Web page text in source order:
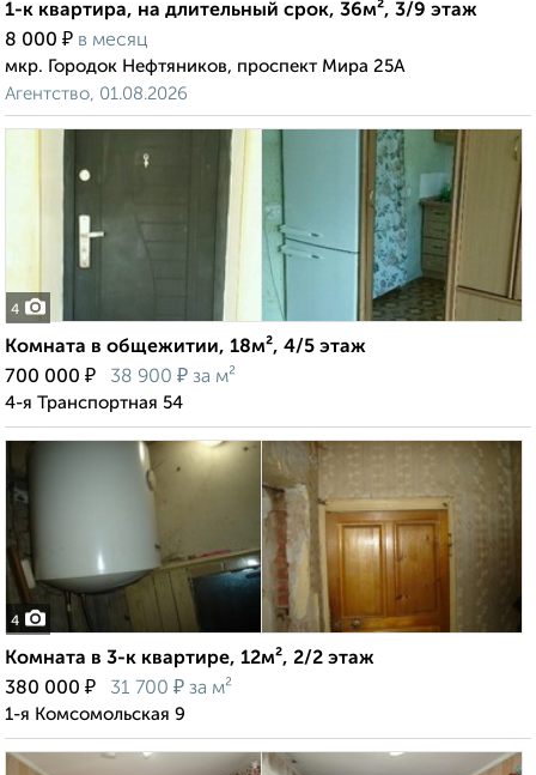
1-к квартира, на длительный срок, 36м², 3/9 этаж
8 000 ₽ в месяц
мкр. Городок Нефтяников, проспект Мира 25А
Агентство, 01.08.2026
4
Комната в общежитии, 18м², 4/5 этаж
700 000 ₽ 38 900 ₽ за м²
4-я Транспортная 54
4
Комната в 3-к квартире, 12м², 2/2 этаж
380 000 ₽ 31 700 ₽ за м²
1-я Комсомольская 9